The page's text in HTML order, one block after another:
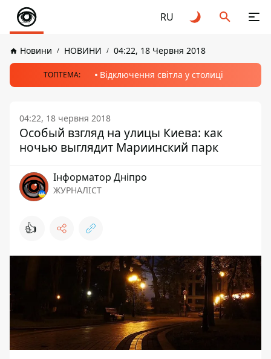
RU
Новини НОВИНИ 04:22, 18 Червня 2018
ТОПТЕМА: Відключення світла у столиці
04:22, 18 червня 2018
Особый взгляд на улицы Киева: как
ночью выглядит Мариинский парк
Інформатор Дніпро
ЖУРНАЛІСТ
👍